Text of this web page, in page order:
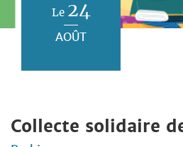
Le 24
AOÛT
Collecte solidaire